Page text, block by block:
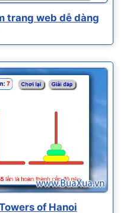
trang web dễ dàng
of Hanoi